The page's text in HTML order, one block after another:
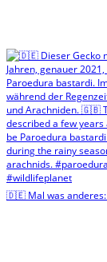
🇩🇪 Mal was anderes: